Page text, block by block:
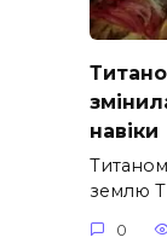
навіки
землю
0